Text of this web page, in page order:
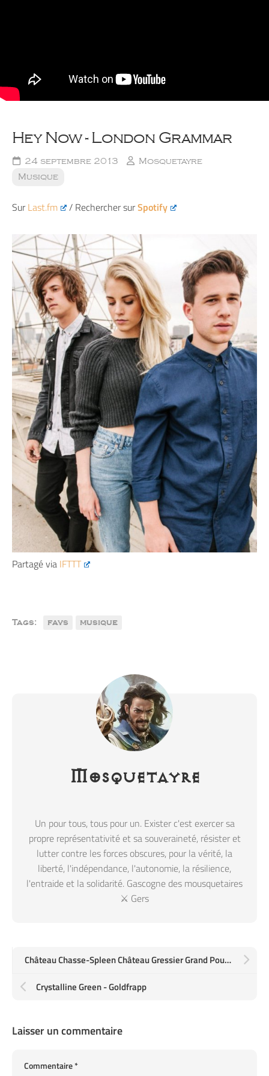
Hey Now - London Grammar
24 septembre 2013
Mosquetayre
Musique
SurLast.fm / Rechercher surSpotify
Partagé via IFTTT
Tags: favs musique
Mosquetayre
Un pour tous, tous pour un. Exister c'est exercer sa
propre représentativité et sa souveraineté, résister et
lutter contre les forces obscures, pour la vérité, la
liberté, l'indépendance, l'autonomie, la résilience,
l'entraide et la solidarité. Gascogne des mousquetaires
⚔️ Gers
Château Chasse-Spleen Château Gressier Grand Poujeaux Moulis-en-Médoc 2009
Crystalline Green - Goldfrapp
Laisser un commentaire
Commentaire*